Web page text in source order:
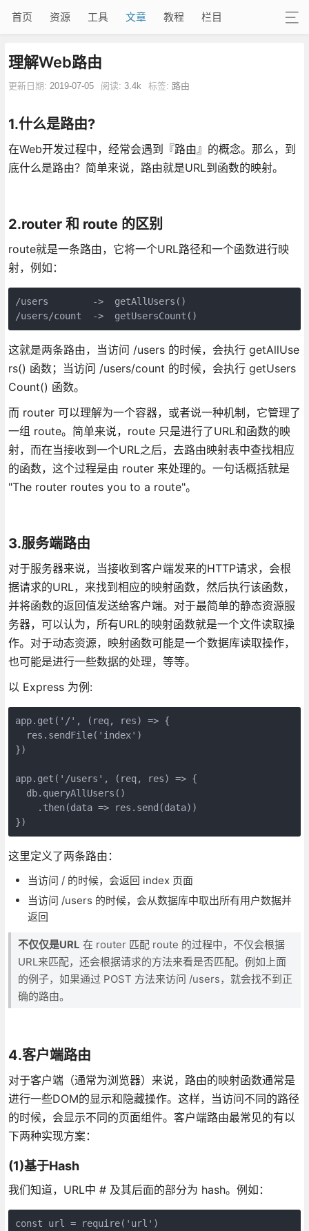
首页 资源 工具 文章 教程 栏目
理解Web路由
更新日期: 2019-07-05 阅读: 3.4k 标签: 路由
1.什么是路由?
在Web开发过程中，经常会遇到『路由』的概念。那么，到
底什么是路由？简单来说，路由就是URL到函数的映射。
2.router 和 route 的区别
route就是一条路由，它将一个URL路径和一个函数进行映
射，例如：
/users        ->  getAllUsers()
这就是两条路由，当访问 /users 的时候，会执行 getAllUse
rs() 函数；当访问 /users/count 的时候，会执行 getUsers
Count() 函数。
而 router 可以理解为一个容器，或者说一种机制，它管理了
一组 route。简单来说，route 只是进行了URL和函数的映
射，而在当接收到一个URL之后，去路由映射表中查找相应
的函数，这个过程是由 router 来处理的。一句话概括就是
"The router routes you to a route"。
3.服务端路由
对于服务器来说，当接收到客户端发来的HTTP请求，会根
据请求的URL，来找到相应的映射函数，然后执行该函数，
并将函数的返回值发送给客户端。对于最简单的静态资源服
务器，可以认为，所有URL的映射函数就是一个文件读取操
作。对于动态资源，映射函数可能是一个数据库读取操作，
也可能是进行一些数据的处理，等等。
以 Express 为例:
app.get('/', (req, res) => {
  res.sendFile('index')
})
app.get('/users', (req, res) => {
  db.queryAllUsers()
    .then(data => res.send(data))
这里定义了两条路由：
当访问 / 的时候，会返回 index 页面
当访问 /users 的时候，会从数据库中取出所有用户数据并
返回
不仅仅是URL 在 router 匹配 route 的过程中，不仅会根据
URL来匹配，还会根据请求的方法来看是否匹配。例如上面
的例子，如果通过 POST 方法来访问 /users，就会找不到正
确的路由。
4.客户端路由
对于客户端（通常为浏览器）来说，路由的映射函数通常是
进行一些DOM的显示和隐藏操作。这样，当访问不同的路径
的时候，会显示不同的页面组件。客户端路由最常见的有以
下两种实现方案：
(1)基于Hash
我们知道，URL中 # 及其后面的部分为 hash。例如：
const url = require('url')